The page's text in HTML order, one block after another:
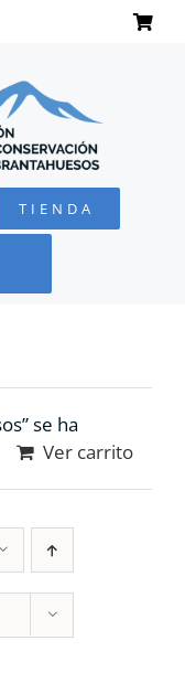
TIENDA
se ha
Ver carrito